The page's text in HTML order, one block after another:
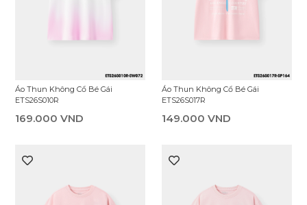
Áo Thun Không Cổ Bé Gái
ETS26S010R
169.000 VND
Áo Thun Không Cổ Bé Gái
ETS26S017R
149.000 VND